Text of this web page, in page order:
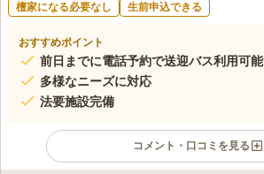
檀家になる必要なし 生前申込できる
おすすめポイント
前日までに電話予約で送迎バス利用可能
多様なニーズに対応
法要施設完備
コメント・口コミを見る